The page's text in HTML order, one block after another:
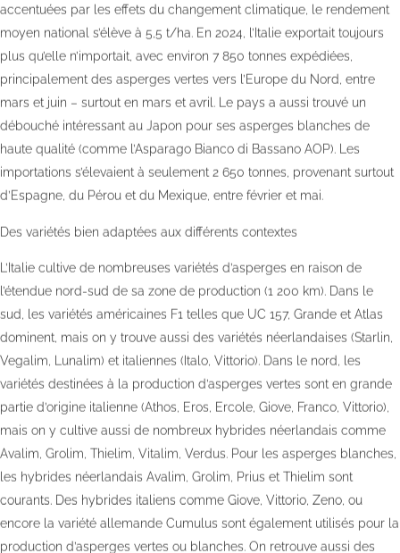
accentuées par les effets du changement climatique, le rendement
moyen national s’élève à 5,5 t/ha. En 2024, l’Italie exportait toujours
plus qu’elle n’importait, avec environ 7 850 tonnes expédiées,
principalement des asperges vertes vers l’Europe du Nord, entre
mars et juin – surtout en mars et avril. Le pays a aussi trouvé un
débouché intéressant au Japon pour ses asperges blanches de
haute qualité (comme l’Asparago Bianco di Bassano AOP). Les
importations s’élevaient à seulement 2 650 tonnes, provenant surtout
d’Espagne, du Pérou et du Mexique, entre février et mai.
Des variétés bien adaptées aux différents contextes
L’Italie cultive de nombreuses variétés d’asperges en raison de
l’étendue nord-sud de sa zone de production (1 200 km). Dans le
sud, les variétés américaines F1 telles que UC 157, Grande et Atlas
dominent, mais on y trouve aussi des variétés néerlandaises (Starlin,
Vegalim, Lunalim) et italiennes (Italo, Vittorio). Dans le nord, les
variétés destinées à la production d’asperges vertes sont en grande
partie d’origine italienne (Athos, Eros, Ercole, Giove, Franco, Vittorio),
mais on y cultive aussi de nombreux hybrides néerlandais comme
Avalim, Grolim, Thielim, Vitalim, Verdus. Pour les asperges blanches,
les hybrides néerlandais Avalim, Grolim, Prius et Thielim sont
courants. Des hybrides italiens comme Giove, Vittorio, Zeno, ou
encore la variété allemande Cumulus sont également utilisés pour la
production d’asperges vertes ou blanches. On retrouve aussi des